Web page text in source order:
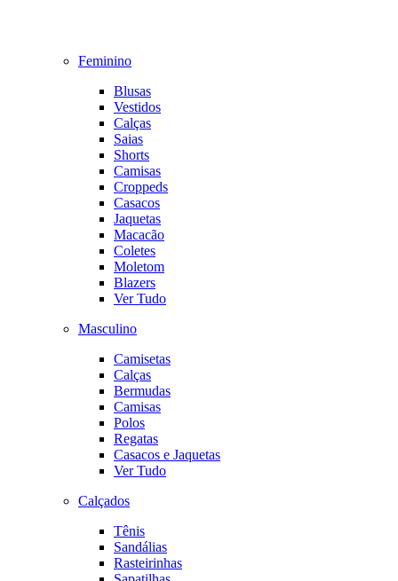
Feminino
Blusas
Vestidos
Calças
Saias
Shorts
Camisas
Croppeds
Casacos
Jaquetas
Macacão
Coletes
Moletom
Blazers
Ver Tudo
Masculino
Camisetas
Calças
Bermudas
Camisas
Polos
Regatas
Casacos e Jaquetas
Ver Tudo
Calçados
Tênis
Sandálias
Rasteirinhas